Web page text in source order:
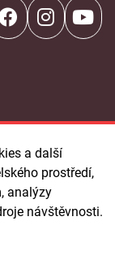
a další
prostředí,
analýzy
návštěvnosti.